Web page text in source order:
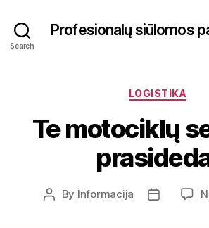
Search
Profesionalų siūlomos
LOGISTIKA
Te motociklų
Post
By Informacija
Post